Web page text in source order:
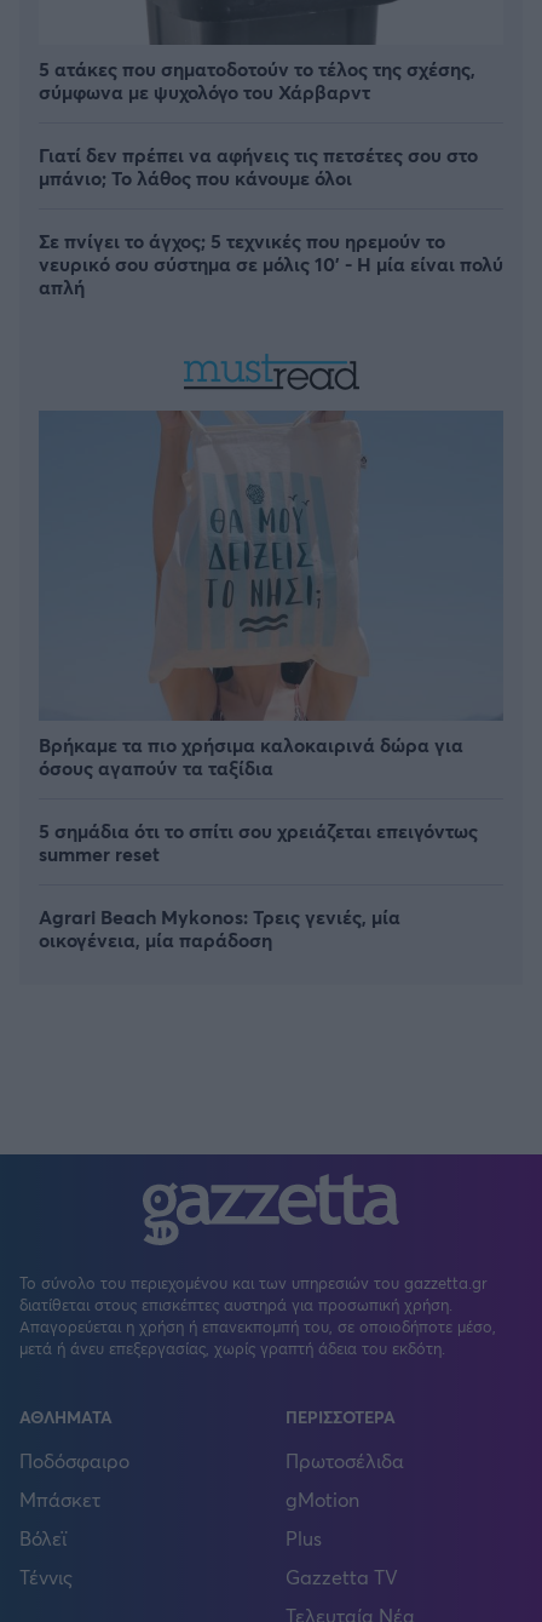
5 ατάκες που σηματοδοτούν το τέλος της σχέσης,
σύμφωνα με ψυχολόγο του Χάρβαρντ
Γιατί δεν πρέπει να αφήνεις τις πετσέτες σου στο
μπάνιο; Το λάθος που κάνουμε όλοι
Σε πνίγει το άγχος; 5 τεχνικές που ηρεμούν το
νευρικό σου σύστημα σε μόλις 10' - Η μία είναι πολύ
απλή
Βρήκαμε τα πιο χρήσιμα καλοκαιρινά δώρα για
όσους αγαπούν τα ταξίδια
5 σημάδια ότι το σπίτι σου χρειάζεται επειγόντως
summer reset
Agrari Beach Mykonos: Τρεις γενιές, μία
οικογένεια, μία παράδοση
Το σύνολο του περιεχομένου και των υπηρεσιών του gazzetta.gr
διατίθεται στους επισκέπτες αυστηρά για προσωπική χρήση.
Απαγορεύεται η χρήση ή επανεκπομπή του, σε οποιοδήποτε μέσο,
μετά ή άνευ επεξεργασίας, χωρίς γραπτή άδεια του εκδότη.
ΑΘΛΗΜΑΤΑ
Ποδόσφαιρο
Μπάσκετ
Βόλεϊ
Τέννις
ΠΕΡΙΣΣΟΤΕΡΑ
Πρωτοσέλιδα
gMotion
Plus
Gazzetta TV
Τελευταία Νέα